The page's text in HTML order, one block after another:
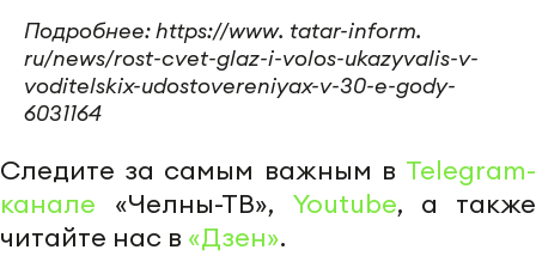
Подробнее: https://www. tatar-inform.
ru/news/rost-cvet-glaz-i-volos-ukazyvalis-v-
voditelskix-udostovereniyax-v-30-e-gody-
6031164
Следите за самым важным в Telegram-
канале «Челны-ТВ», Youtube, а также
читайте нас в «Дзен».